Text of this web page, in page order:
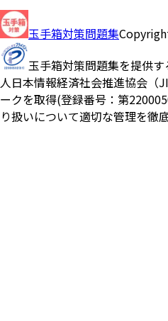
玉手箱対策問題集
玉手箱対策問題集を提供
人日本情報経済社会推進協会（
ークを取得(登録番号：第
り扱いについて適切な管理を徹